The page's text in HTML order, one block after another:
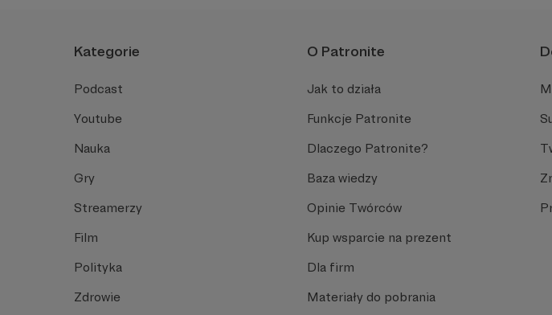
Kategorie
Podcast
Youtube
Nauka
Gry
Streamerzy
Film
Polityka
Zdrowie
O Patronite
Jak to działa
Funkcje Patronite
Dlaczego Patronite?
Baza wiedzy
Opinie Twórców
Kup wsparcie na prezent
Dla firm
Materiały do pobrania